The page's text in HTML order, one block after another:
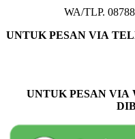
WA/TLP.
UNTUK PESAN VIA
UNTUK PESAN VIA